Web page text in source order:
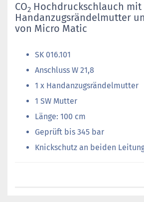
CO2 Hochdruckschlauch mit
Handanzugsrändelmutter
von Micro Matic
SK 016.101
Anschluss W 21,8
1 x Handanzugsrändelmutter
1 SW Mutter
Länge: 100 cm
Geprüft bis 345 bar
Knickschutz an beiden